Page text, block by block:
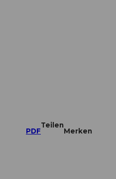
PDF
Teilen
Merken